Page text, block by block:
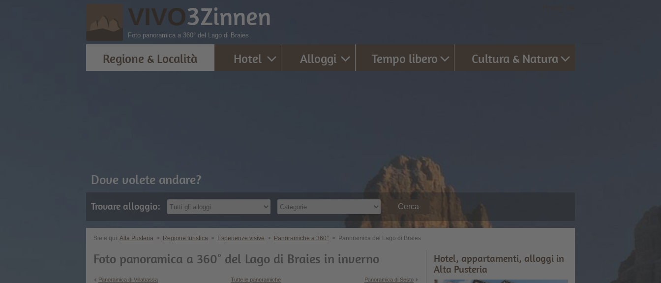
VIVO3Zinnen
Foto panoramica a 360° del Lago di Braies
Dove volete andare?
Trovare alloggio: Cerca
Regione & Località Hotel Alloggi Tempo libero Cultura & Natura
Siete qui: Alta Pusteria > Regione turistica > Esperienze visive > Panoramiche a 360° > Panoramica del Lago di Braies
Foto panoramica a 360° del Lago di Braies in inverno
Panoramica di Villabassa Tutte le panoramiche Panoramica di Sesto
Hotel, appartamenti, alloggi in
Alta Pusteria